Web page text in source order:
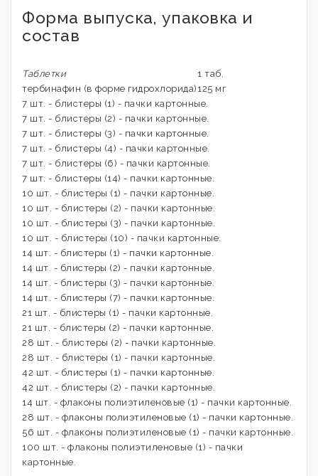
Форма выпуска, упаковка и
состав
Таблетки
1 таб.
тербинафин (в форме гидрохлорида) 125 мг
7 шт. - блистеры (1) - пачки картонные.
7 шт. - блистеры (2) - пачки картонные.
7 шт. - блистеры (3) - пачки картонные.
7 шт. - блистеры (4) - пачки картонные.
7 шт. - блистеры (6) - пачки картонные.
7 шт. - блистеры (14) - пачки картонные.
10 шт. - блистеры (1) - пачки картонные.
10 шт. - блистеры (2) - пачки картонные.
10 шт. - блистеры (3) - пачки картонные.
10 шт. - блистеры (10) - пачки картонные.
14 шт. - блистеры (1) - пачки картонные.
14 шт. - блистеры (2) - пачки картонные.
14 шт. - блистеры (3) - пачки картонные.
14 шт. - блистеры (7) - пачки картонные.
21 шт. - блистеры (1) - пачки картонные.
21 шт. - блистеры (2) - пачки картонные.
28 шт. - блистеры (2) - пачки картонные.
28 шт. - блистеры (1) - пачки картонные.
42 шт. - блистеры (1) - пачки картонные.
42 шт. - блистеры (2) - пачки картонные.
14 шт. - флаконы полиэтиленовые (1) - пачки картонные.
28 шт. - флаконы полиэтиленовые (1) - пачки картонные.
56 шт. - флаконы полиэтиленовые (1) - пачки картонные.
100 шт. - флаконы полиэтиленовые (1) - пачки
картонные.